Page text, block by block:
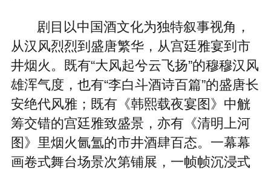
剧目以中国酒文化为独特叙事视角，
从汉风烈烈到盛唐繁华，从宫廷雅宴到市
井烟火。既有“大风起兮云飞扬”的穆穆汉风
雄浑气度，也有“李白斗酒诗百篇”的盛唐长
安绝代风雅；既有《韩熙载夜宴图》中觥
筹交错的宫廷雅致盛景，亦有《清明上河
图》里烟火氤氲的市井酒肆百态。一幕幕
画卷式舞台场景次第铺展，一帧帧沉浸式